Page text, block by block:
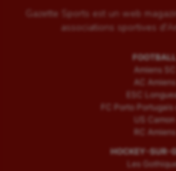
Gazette Sports est un web
associations sportives
FOOTBALL
Amiens SC
AC Amiens
ESC
FC Porto Portugais
US Camon
RC Amiens
HOCKEY-SUR-
Les